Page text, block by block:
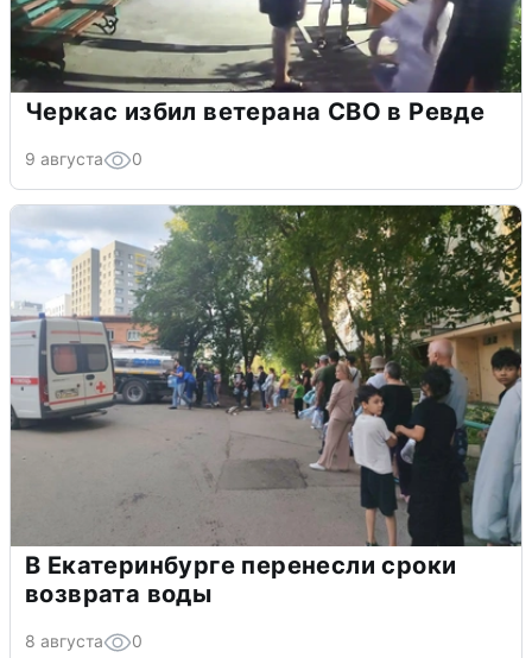
Черкас избил ветерана СВО в Ревде
9 августа 0
В Екатеринбурге перенесли сроки
возврата воды
8 августа 0